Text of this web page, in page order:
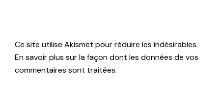
Ce site utilise Akismet pour réduire les indésirables.
En savoir plus sur la façon dont les données de vos
commentaires sont traitées.